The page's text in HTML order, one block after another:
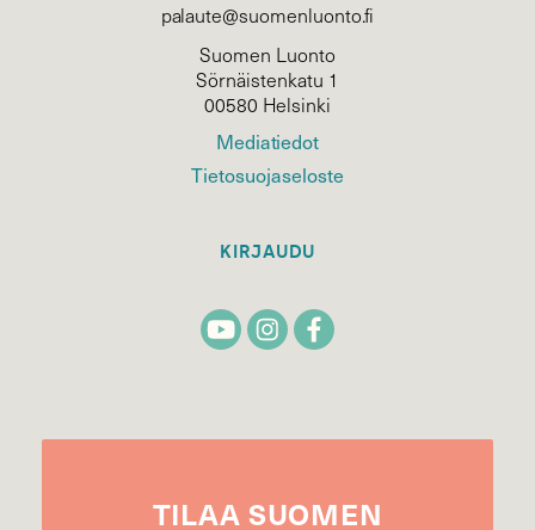
palaute@suomenluonto.fi
Suomen Luonto
Sörnäistenkatu 1
00580 Helsinki
Mediatiedot
Tietosuojaseloste
KIRJAUDU
TILAA SUOMEN